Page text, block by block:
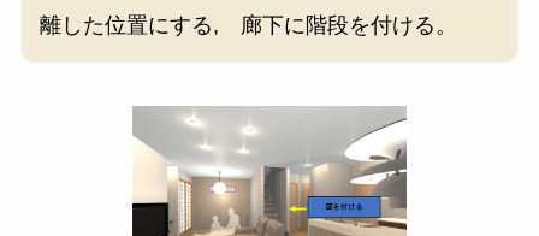
離した位置にする, 廊下に階段を付ける。